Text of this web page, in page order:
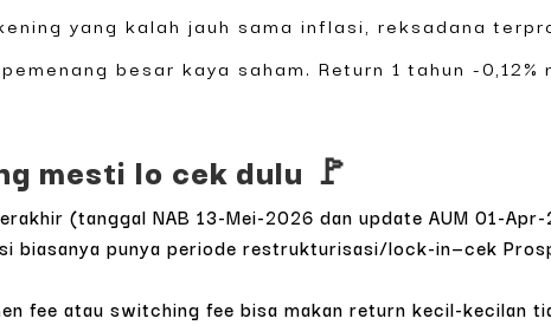
yang kalah jauh sama inflasi, reksadana
besar kaya saham. Return 1 tahun -
mesti lo cek dulu 🚩
(tanggal NAB 13-Mei-2026 dan update AUM 01-
biasanya punya periode restrukturisasi/lock-in—cek
fee atau switching fee bisa makan return kecil-kecilan